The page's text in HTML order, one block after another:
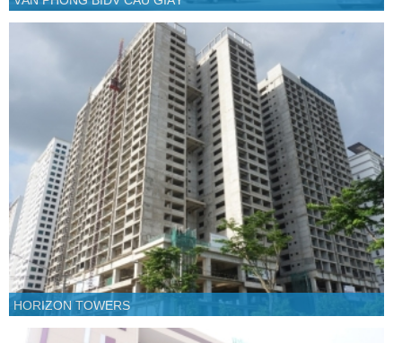
HORIZON TOWERS